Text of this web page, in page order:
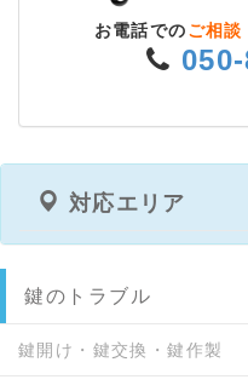
お電話での ご相談
対応エリア
鍵のトラブル
鍵開け・鍵交換・鍵作製